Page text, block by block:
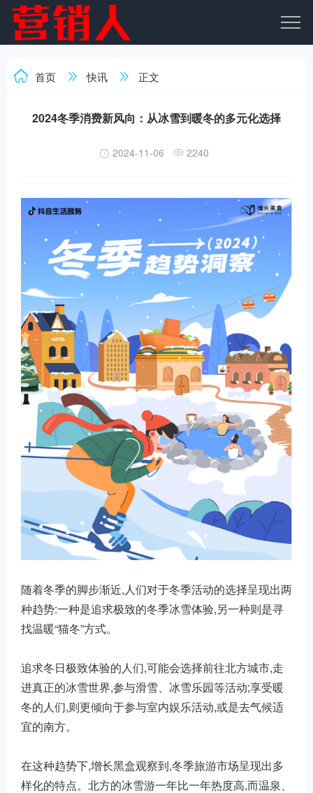
首页 快讯 正文
2024冬季消费新风向：从冰雪到暖冬的多元化选择
2024-11-06 2240
随着冬季的脚步渐近,人们对于冬季活动的选择呈现出两
种趋势:一种是追求极致的冬季冰雪体验,另一种则是寻
找温暖“猫冬”方式。
追求冬日极致体验的人们,可能会选择前往北方城市,走
进真正的冰雪世界,参与滑雪、冰雪乐园等活动;享受暖
冬的人们,则更倾向于参与室内娱乐活动,或是去气候适
宜的南方。
在这种趋势下,增长黑盒观察到,冬季旅游市场呈现出多
样化的特点。北方的冰雪游一年比一年热度高,而温泉、